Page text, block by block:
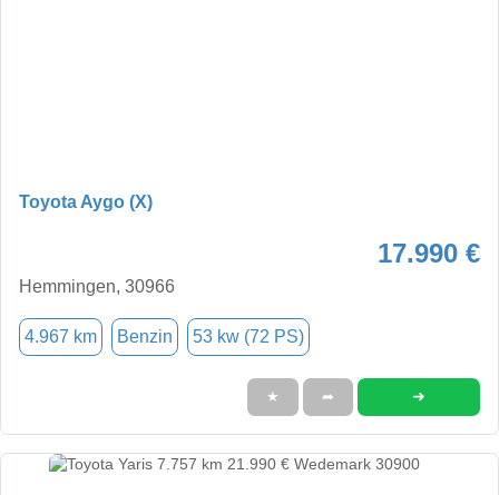
Toyota Aygo (X)
17.990 €
Hemmingen, 30966
4.967 km Benzin 53 kw (72 PS)
★ ➦ ➜